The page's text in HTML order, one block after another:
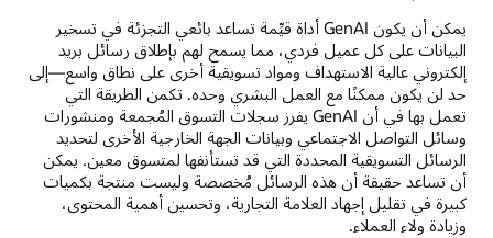
يمكن أن يكون GenAI أداة قيِّمة تساعد بائعي التجزئة في تسخير
البيانات على كل عميل فردي، مما يسمح لهم بإطلاق رسائل بريد
إلكتروني عالية الاستهداف ومواد تسويقية أخرى على نطاق واسع—إلى
حد لن يكون ممكنًا مع العمل البشري وحده. تكمن الطريقة التي
تعمل بها في أن GenAI يفرز سجلات التسوق المُجمعة ومنشورات
وسائل التواصل الاجتماعي وبيانات الجهة الخارجية الأخرى لتحديد
الرسائل التسويقية المحددة التي قد تستأنفها لمتسوق معين. يمكن
أن تساعد حقيقة أن هذه الرسائل مُخصصة وليست منتجة بكميات
كبيرة في تقليل إجهاد العلامة التجارية، وتحسين أهمية المحتوى،
وزيادة ولاء العملاء.